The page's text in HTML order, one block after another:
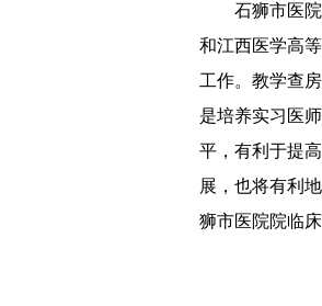
石狮市医
和江西医学高
工作。教学查
是培养实习医
平，有利于提
展，也将有利
狮市医院院临